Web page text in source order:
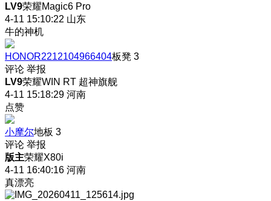
LV9荣耀Magic6 Pro
4-11 15:10:22 山东
牛的神机
HONOR2212104966404板凳 3
评论 举报
LV9荣耀WIN RT 超神旗舰
4-11 15:18:29 河南
点赞
小摩尔地板 3
评论 举报
版主荣耀X80i
4-11 16:40:16 河南
真漂亮